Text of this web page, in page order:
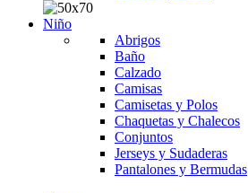
Niño
Abrigos
Baño
Calzado
Camisas
Camisetas y Polos
Chaquetas y Chalecos
Conjuntos
Jerseys y Sudaderas
Pantalones y Bermudas